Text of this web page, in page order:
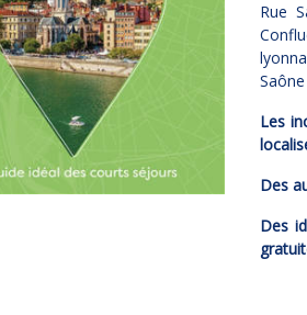
Rue
Les
Des
Des